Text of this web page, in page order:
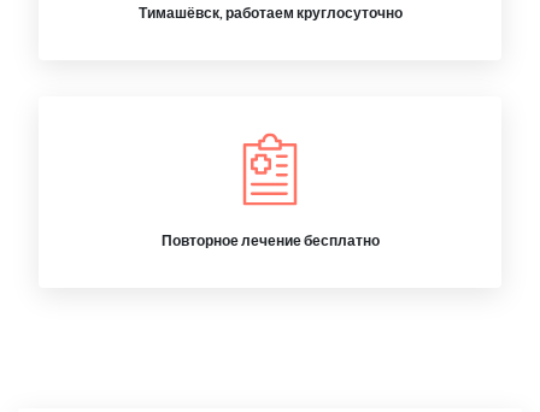
Тимашёвск, работаем круглосуточно
Повторное лечение бесплатно